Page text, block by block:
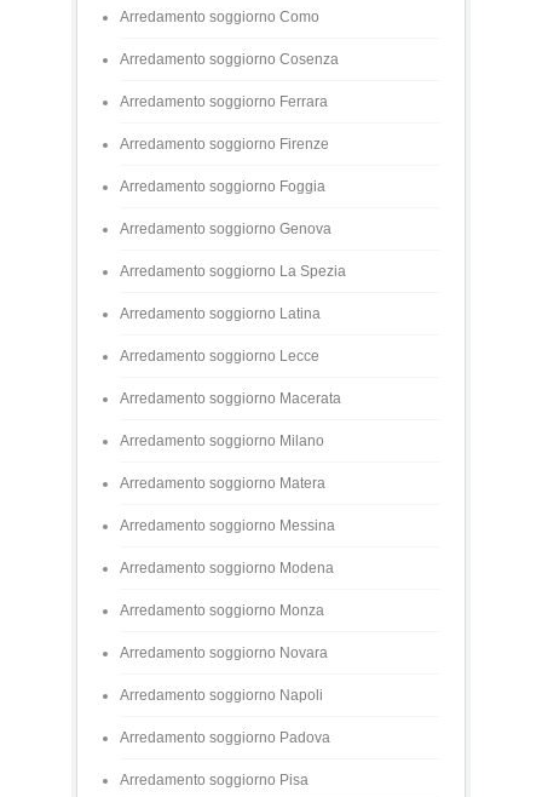
Arredamento soggiorno Como
Arredamento soggiorno Cosenza
Arredamento soggiorno Ferrara
Arredamento soggiorno Firenze
Arredamento soggiorno Foggia
Arredamento soggiorno Genova
Arredamento soggiorno La Spezia
Arredamento soggiorno Latina
Arredamento soggiorno Lecce
Arredamento soggiorno Macerata
Arredamento soggiorno Milano
Arredamento soggiorno Matera
Arredamento soggiorno Messina
Arredamento soggiorno Modena
Arredamento soggiorno Monza
Arredamento soggiorno Novara
Arredamento soggiorno Napoli
Arredamento soggiorno Padova
Arredamento soggiorno Pisa